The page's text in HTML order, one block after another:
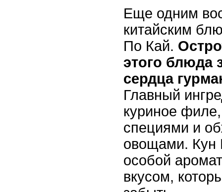
Еще одним
китайским
По Кай.
этого блюда
сердца
Главный
куриное
специями и
овощами. Кун
особой
вкусом,